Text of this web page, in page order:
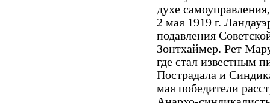
духе
2 мая 1919 г.
подавления
Зонтхаймер. Рет
где стал известным
Пострадала и
мая победители